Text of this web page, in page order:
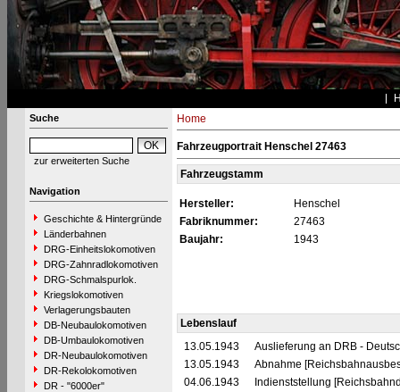
Suche
zur erweiterten Suche
Navigation
Geschichte & Hintergründe
Länderbahnen
DRG-Einheitslokomotiven
DRG-Zahnradlokomotiven
DRG-Schmalspurlok.
Kriegslokomotiven
Verlagerungsbauten
DB-Neubaulokomotiven
DB-Umbaulokomotiven
DR-Neubaulokomotiven
DR-Rekolokomotiven
DR - "6000er"
Home
Fahrzeugportrait Henschel 27463
Fahrzeugstamm
Hersteller:
Henschel
Fabriknummer:
27463
Baujahr:
1943
Lebenslauf
13.05.1943
Auslieferung an DRB -
13.05.1943
Abnahme
04.06.1943
Indienststellung